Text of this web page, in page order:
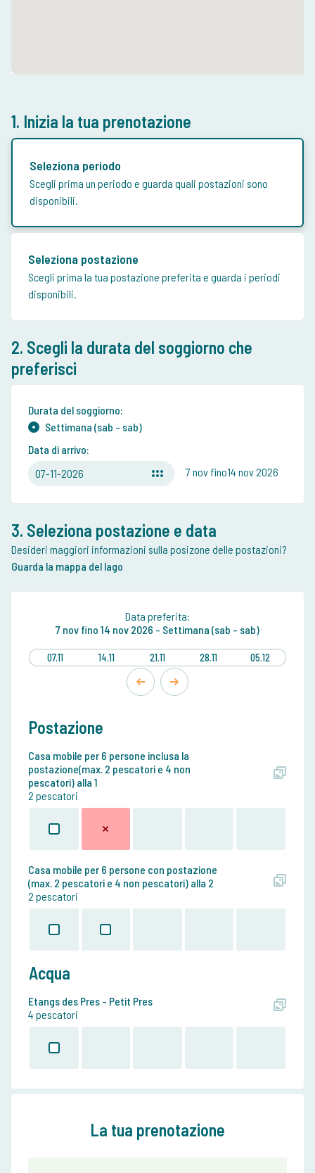
1. Inizia la tua prenotazione
Seleziona periodo
Scegli prima un periodo e guarda quali postazioni sono
disponibili.
Seleziona postazione
Scegli prima la tua postazione preferita e guarda i periodi
disponibili.
2. Scegli la durata del soggiorno che
preferisci
Durata del soggiorno:
Settimana (sab - sab)
Data di arrivo:
07-11-2026
7 nov fino14 nov 2026
3. Seleziona postazione e data
Desideri maggiori informazioni sulla posizone delle postazioni?
Guarda la mappa del lago
Data preferita:
7 nov fino 14 nov 2026 - Settimana (sab - sab)
07.11 14.11 21.11 28.11 05.12
Postazione
Casa mobile per 6 persone inclusa la
postazione(max. 2 pescatori e 4 non
pescatori) alla 1
2 pescatori
Casa mobile per 6 persone con postazione
(max. 2 pescatori e 4 non pescatori) alla 2
2 pescatori
Acqua
Etangs des Pres - Petit Pres
4 pescatori
La tua prenotazione